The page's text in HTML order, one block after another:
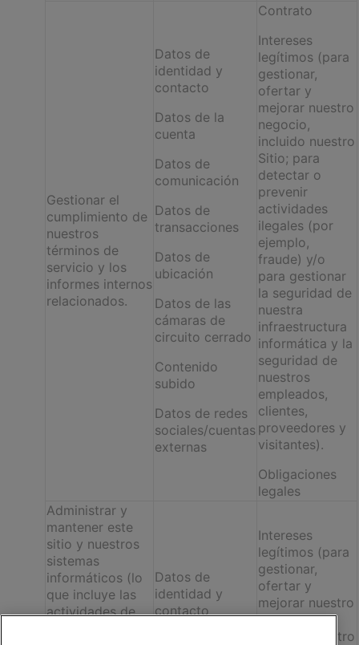
Gestionar el
cumplimiento de
nuestros
términos de
servicio y los
informes internos
relacionados.
Datos de
identidad y
contacto
Datos de la
cuenta
Datos de
comunicación
Datos de
transacciones
Datos de
ubicación
Datos de las
cámaras de
circuito cerrado
Contenido
subido
Datos de redes
sociales/cuentas
externas
Contrato
Intereses
legítimos (para
gestionar,
ofertar y
mejorar nuestro
negocio,
incluido nuestro
Sitio; para
detectar o
prevenir
actividades
ilegales (por
ejemplo,
fraude) y/o
para gestionar
la seguridad de
nuestra
infraestructura
informática y la
seguridad de
nuestros
empleados,
clientes,
proveedores y
visitantes).
Obligaciones
legales
Administrar y
mantener este
sitio y nuestros
sistemas
informáticos (lo
que incluye las
actividades de
Datos de
identidad y
contacto
Intereses
legítimos (para
gestionar,
ofertar y
mejorar nuestro
negocio,
incluido nuestro